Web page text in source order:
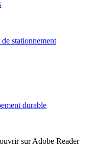
stationnement
durable
sur Adobe Reader